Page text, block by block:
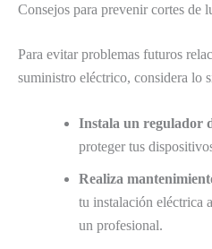
Consejos para prevenir cortes de
Para evitar problemas futuros
suministro eléctrico, considera lo
Instala un regulador
proteger tus
Realiza
tu instalación eléctrica
un profesional.